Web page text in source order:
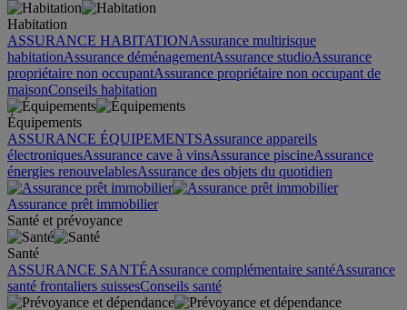
Habitation
ASSURANCE HABITATIONAssurance multirisque
habitationAssurance déménagementAssurance studioAssurance
propriétaire non occupantAssurance propriétaire non occupant de
maisonConseils habitation
Équipements
ASSURANCE ÉQUIPEMENTSAssurance appareils
électroniquesAssurance cave à vinsAssurance piscineAssurance
énergies renouvelablesAssurance des objets du quotidien
Assurance prêt immobilier
Santé et prévoyance
Santé
ASSURANCE SANTÉAssurance complémentaire santéAssurance
santé frontaliers suissesConseils santé